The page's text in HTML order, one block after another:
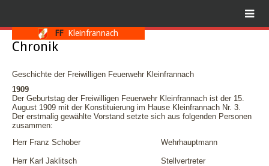
FF Kleinfrannach
Chronik
Geschichte der Freiwilligen Feuerwehr Kleinfrannach
1909
Der Geburtstag der Freiwilligen Feuerwehr Kleinfrannach ist der 15.
August 1909 mit der Konstituierung im Hause Kleinfrannach Nr. 3.
Der erstmalig gewählte Vorstand setzte sich aus folgenden Personen
zusammen:
Herr Franz Schober
Wehrhauptmann
Herr Karl Jaklitsch Stellvertreter